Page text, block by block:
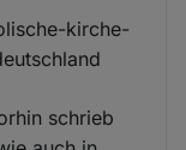
kirche-
schrieb